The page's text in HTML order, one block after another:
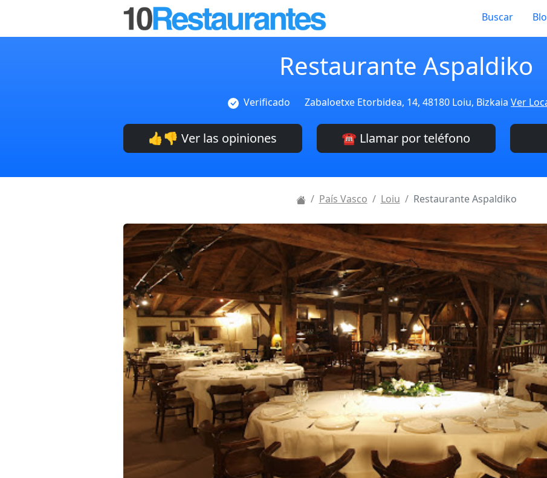
Buscar
Restaurante Aspaldiko
Verificado Zabaloetxe Etorbidea, 14, 48180 Loiu, Bizkaia Ver
👍👎 Ver las opiniones ☎️ Llamar por teléfono
País Vasco Loiu Restaurante Aspaldiko